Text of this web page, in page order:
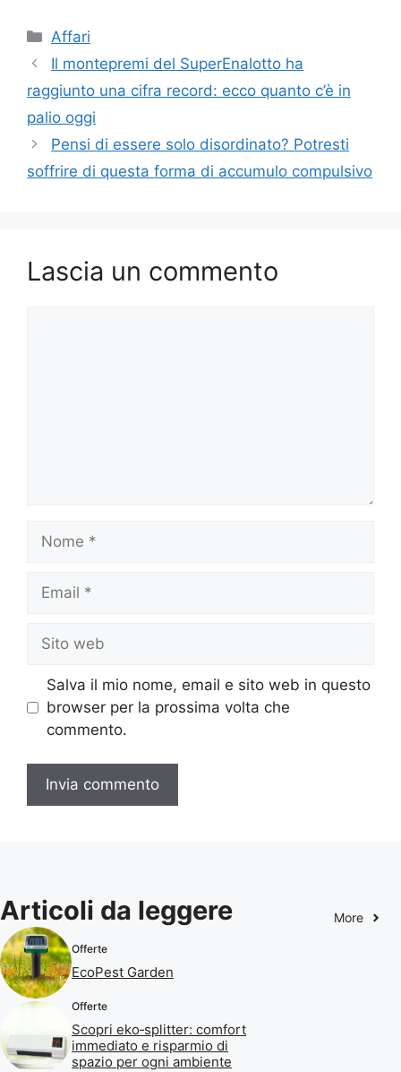
Categorie
Affari
Il montepremi del SuperEnalotto ha
raggiunto una cifra record: ecco quanto c’è in
palio oggi
Pensi di essere solo disordinato? Potresti
soffrire di questa forma di accumulo compulsivo
Lascia un commento
web
Salva il mio nome, email e sito web in questo
browser per la prossima volta che
commento.
Articoli da leggere More
Offerte
EcoPest Garden
Offerte
Scopri eko‑splitter: comfort
immediato e risparmio di
spazio per ogni ambiente